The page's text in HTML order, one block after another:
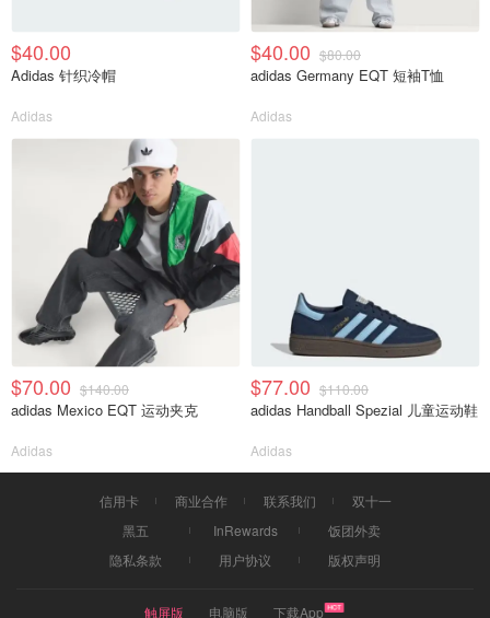
$40.00
Adidas 针织冷帽
Adidas
$40.00 $80.00
adidas Germany EQT 短袖T恤
Adidas
$70.00 $140.00
adidas Mexico EQT 运动夹克
Adidas
$77.00 $110.00
adidas Handball Spezial 儿童运动鞋
Adidas
信用卡 商业合作 联系我们
双十一
黑五
InRewards
饭团外卖
隐私条款
用户协议 版权声明
触屏版 电脑版 下载App